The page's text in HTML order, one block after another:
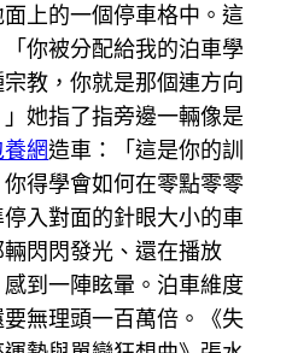
上的一個停車格中。這
你被分配給我的泊車學
教，你就是那個連方向
她指了指旁邊一輛像是
養網造車：「這是你的訓
得學會如何在零點零零
入對面的針眼大小的車
閃閃發光、還在播放
感到一陣眩暈。泊車維度
無理頭一百萬倍。《失